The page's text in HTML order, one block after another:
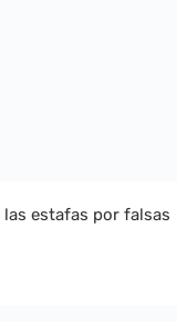
las estafas por falsas